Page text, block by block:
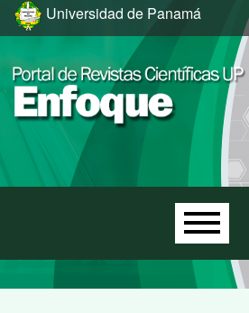
Ir al menú de navegación principal
Ir al contenido principal
Ir al pie de página del sitio
Universidad de Panamá
Menú principal